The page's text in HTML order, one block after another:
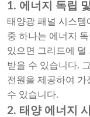
1. 에너지 독립
태양광 패널 시스템
중 하나는 에너지
있으면 그리드에 덜
받을 수 있습니다.
전원을 제공하여 가
수 있습니다.
2. 태양 에너지